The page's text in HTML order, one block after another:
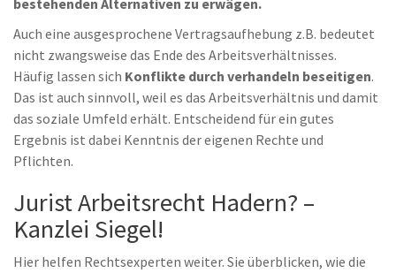
bestehenden Alternativen zu erwägen.
Auch eine ausgesprochene Vertragsaufhebung z.B. bedeutet
nicht zwangsweise das Ende des Arbeitsverhältnisses.
Häufig lassen sich Konflikte durch verhandeln beseitigen.
Das ist auch sinnvoll, weil es das Arbeitsverhältnis und damit
das soziale Umfeld erhält. Entscheidend für ein gutes
Ergebnis ist dabei Kenntnis der eigenen Rechte und
Pflichten.
Jurist Arbeitsrecht Hadern? –
Kanzlei Siegel!
Hier helfen Rechtsexperten weiter. Sie überblicken, wie die